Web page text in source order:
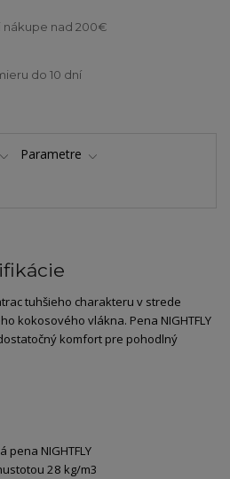
nákupe nad 200€
do 10 dní
Parametre
tuhšieho charakteru v strede
kokosového vlákna. Pena NIGHTFLY
komfort pre pohodlný
NIGHTFLY
28 kg/m3